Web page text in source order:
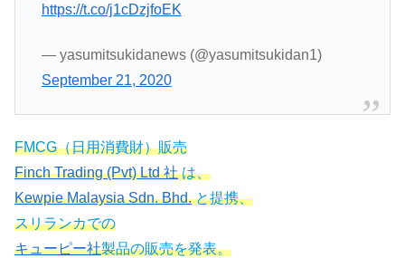
https://t.co/j1cDzjfoEK
— yasumitsukidanews (@yasumitsukidan1)
September 21, 2020
FMCG（日用消費財）販売
Finch Trading (Pvt) Ltd 社は、
Kewpie Malaysia Sdn. Bhd.と提携、
スリランカでの
キューピー社製品の販売を発表。